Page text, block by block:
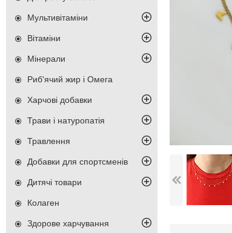
Мультивітаміни
Вітаміни
Мінерали
Риб'ячий жир і Омега
Харчові добавки
Трави і натуропатія
Травлення
Добавки для спортсменів
Дитячі товари
Колаген
Здорове харчування